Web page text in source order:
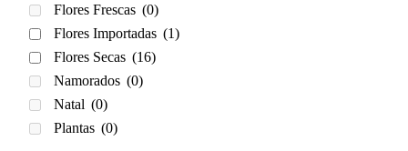
Flores Frescas (0)
Flores Importadas (1)
Flores Secas (16)
Namorados (0)
Natal (0)
Plantas (0)